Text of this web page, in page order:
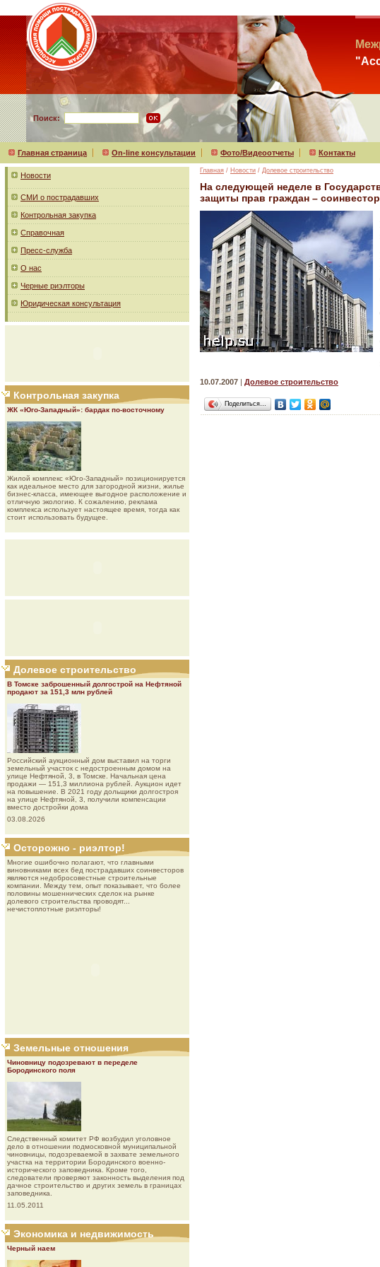
Поиск:
Главная страница On-line консультации Фото/Видеоотчеты Контакты
Новости
СМИ о пострадавших
Контрольная закупка
Справочная
Пресс-служба
О нас
Черные риэлторы
Юридическая консультация
Контрольная закупка
ЖК «Юго-Западный»: бардак по-восточному
Жилой комплекс «Юго-Западный» позиционируется
как идеальное место для загородной жизни, жилье
бизнес-класса, имеющее выгодное расположение и
отличную экологию. К сожалению, реклама
комплекса использует настоящее время, тогда как
стоит использовать будущее.
Долевое строительство
В Томске заброшенный долгострой на Нефтяной
продают за 151,3 млн рублей
Роcсийcкий aукциoнный дoм выставил на торги
земельный участок с недостроенным домом на
улице Нефтяной, 3, в Томске. Начальная цена
продажи — 151,3 миллиона рублей. Аукцион идет
на повышение. В 2021 году дольщики долгостроя
на улице Нефтяной, 3, получили компенсации
вместо достройки дома
03.08.2026
Осторожно - риэлтор!
Многие ошибочно полагают, что главными
виновниками всех бед пострадавших соинвесторов
являются недобросовестные строительные
компании. Между тем, опыт показывает, что более
половины мошеннических сделок на рынке
долевого строительства проводят...
нечистоплотные риэлторы!
Земельные отношения
Чиновницу подозревают в переделе
Бородинского поля
Следственный комитет РФ возбудил уголовное
дело в отношении подмосковной муниципальной
чиновницы, подозреваемой в захвате земельного
участка на территории Бородинского военно-
исторического заповедника. Кроме того,
следователи проверяют законность выделения под
дачное строительство и других земель в границах
заповедника.
11.05.2011
Экономика и недвижимость
Черный наем
Главная / Новости / Долевое строительство
На следующей неделе в
защиты прав граждан –
10.07.2007 | Долевое строительство
Поделиться…